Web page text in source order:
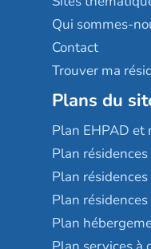
Qui sommes-
Contact
Trouver ma
Plans du
Plan EHPAD et
Plan
Plan
Plan
Plan